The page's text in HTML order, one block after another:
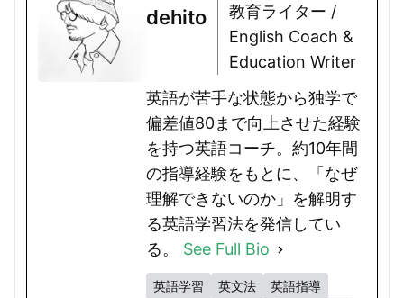
dehito
教育ライター /
English Coach &
Education Writer
英語が苦手な状態から独学で
偏差値80まで向上させた経験
を持つ英語コーチ。約10年間
の指導経験をもとに、「なぜ
理解できないのか」を解明す
る英語学習法を発信してい
る。 See Full Bio
英語学習 英文法
英語指導